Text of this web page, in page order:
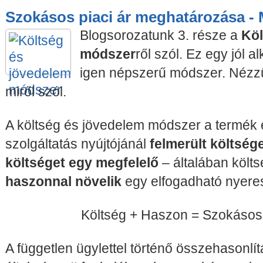
Szokásos piaci ár meghatározása -
Blogsorozatunk 3. része a
módszerről szól. Ez egy jól
igen népszerű módszer.
miről szól.
A költség és jövedelem módszer a termék
szolgáltatás nyújtójánál felmerült
költséget egy megfelelő – általában
haszonnal növelik egy elfogadható
Költség + Haszon =
A független ügylettel történő